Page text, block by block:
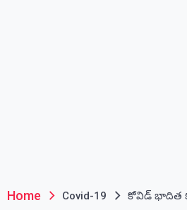
Home Covid-19 కోవిడ్ భాదిత